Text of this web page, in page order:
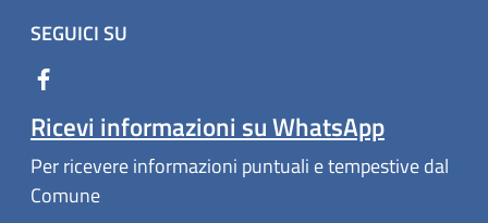
SEGUICI SU
Ricevi informazioni su WhatsApp
Per ricevere informazioni puntuali e tempestive dal
Comune